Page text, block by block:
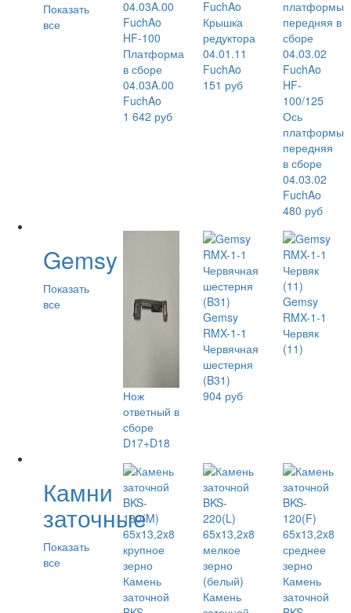
Показать
все
HF-100
Платформа
в сборе
04.03A.00
FuchAo
1 642 руб
Крышка
редуктора
04.01.11
FuchAo
151 руб
HF-
100/125
Ось
платформы
передняя
в сборе
04.03.02
FuchAo
480 руб
Gemsy
Показать
все
Нож
ответный в
сборе
D17+D18
Gemsy
RMX-1-1
Червячная
шестерня
(B31)
904 руб
Gemsy
RMX-1-1
Червяк
(11)
Камни
заточные
Показать
все
Камень
заточной
Камень
Камень
заточной